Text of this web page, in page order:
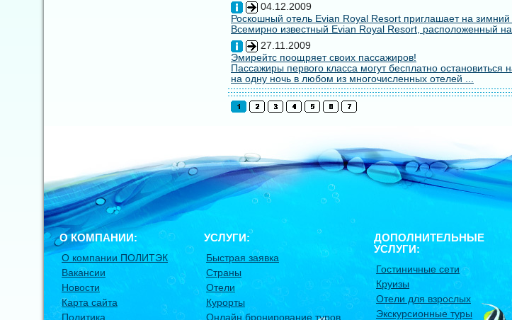
04.12.2009
Роскошный отель Evian Royal Resort приглашает на зимний
Всемирно известный Evian Royal Resort, расположенный
27.11.2009
Эмирейтс поощряет своих пассажиров!
Пассажиры первого класса могут бесплатно
на одну ночь в любом из многочисленных отелей ...
О КОМПАНИИ:
О компании ПОЛИТЭК
Вакансии
Новости
Карта сайта
Политика
УСЛУГИ:
Быстрая заявка
Страны
Отели
Курорты
Онлайн бронирование туров
ДОПОЛНИТЕЛЬНЫЕ
УСЛУГИ:
Гостиничные сети
Круизы
Отели для взрослых
Экскурсионные туры